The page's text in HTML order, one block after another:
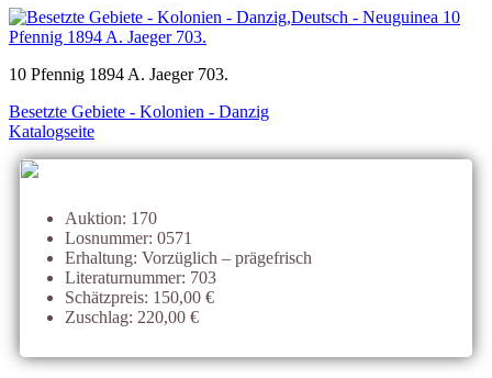
10 Pfennig 1894 A. Jaeger 703.
Besetzte Gebiete - Kolonien - Danzig
Katalogseite
Auktion: 170
Losnummer: 0571
Erhaltung: Vorzüglich – prägefrisch
Literaturnummer: 703
Schätzpreis: 150,00 €
Zuschlag: 220,00 €